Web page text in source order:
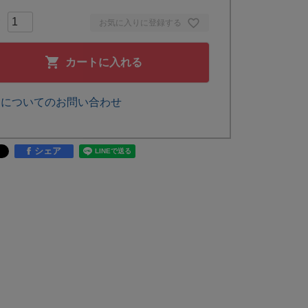
お気に入りに登録する
カートに入れる
ついてのお問い合わせ
シェア